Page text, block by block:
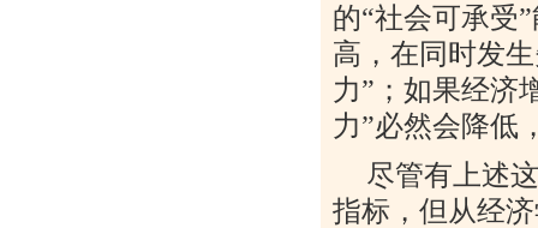
的“社会可承受
高，在同时发
力”；如果经济
力”必然会降低
尽管有上述
指标，但从经